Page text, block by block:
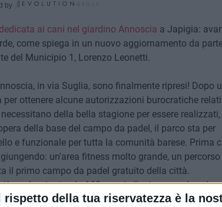
rispetto della tua riservatezza è la
by
ai cani nel giardino Annoscia a Japigia:
come spiega in un nuovo aggiornamento da
del Municipio 1, Lorenzo Leonetti.
in via Suglia, sono finalmente ripresi! Dopo
ottenere alcune autorizzazioni burocratiche
della bella stagione per essere realizzati,
della base del campo da padel, il parco sta per
e funzionale per tutta la comunità barese. Prima
un'area fitness molto grande, un percorso
il primo campo da padel gratuito della città.
verde, piantando 160 nuovi alberi e creando
di attesa, si sono ben radicati. Sappiamo che il